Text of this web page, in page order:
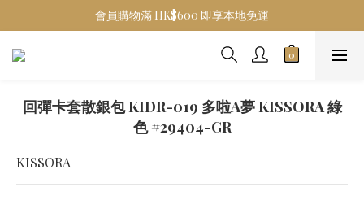
會員購物滿 HK$600 即享本地免運
回彈卡套散銀包 KIDR-019 多啦A夢 KISSORA 綠
色 #29404-GR
KISSORA